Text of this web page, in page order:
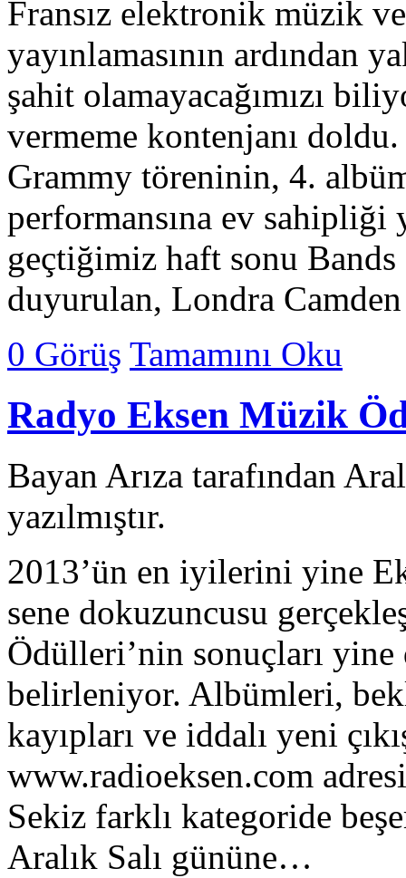
Fransız elektronik müzik
yayınlamasının ardından
şahit olamayacağımızı
vermeme kontenjanı
Grammy töreninin, 4.
performansına ev
geçtiğimiz haft sonu
duyurulan, Londra
0 Görüş Tamamını Oku
Radyo Eksen Müzik
Bayan Arıza tarafından
yazılmıştır.
2013’ün en iyilerini yine
sene dokuzuncusu
Ödülleri’nin sonuçları
belirleniyor. Albümleri,
kayıpları ve iddalı yeni
www.radioeksen.com
Sekiz farklı kategoride
Aralık Salı gününe…